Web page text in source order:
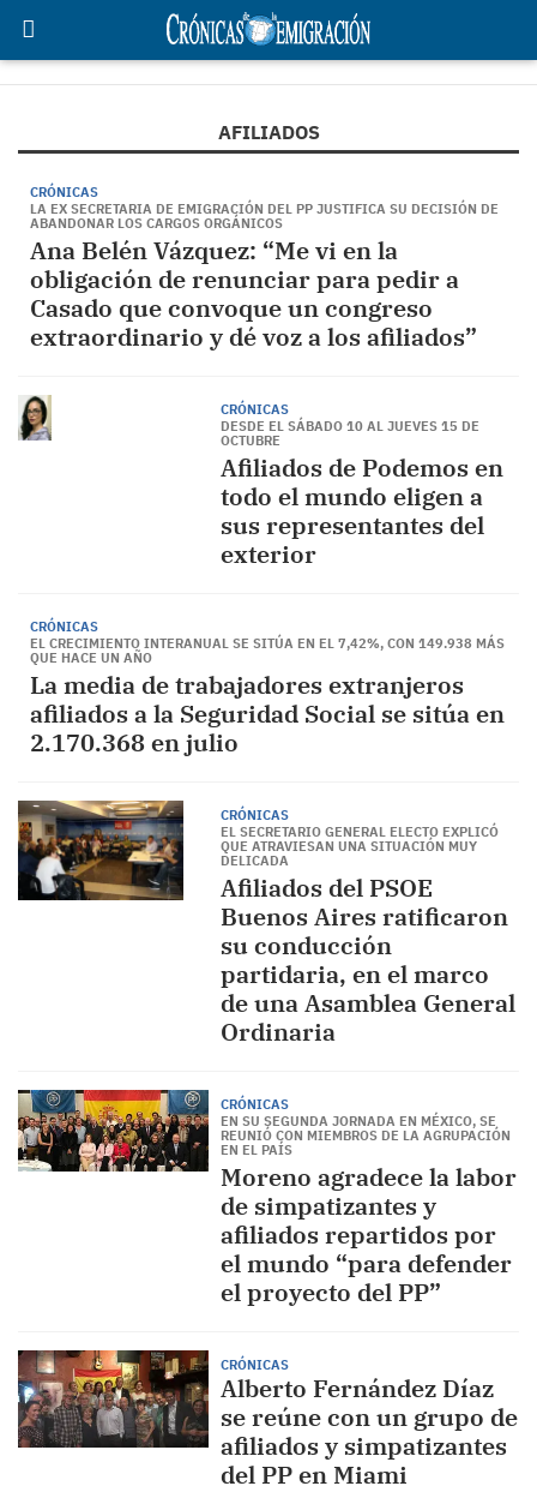
AFILIADOS
CRÓNICAS
LA EX SECRETARIA DE EMIGRACIÓN DEL PP JUSTIFICA SU DECISIÓN DE
ABANDONAR LOS CARGOS ORGÁNICOS
Ana Belén Vázquez: “Me vi en la
obligación de renunciar para pedir a
Casado que convoque un congreso
extraordinario y dé voz a los afiliados”
CRÓNICAS
DESDE EL SÁBADO 10 AL JUEVES 15 DE
OCTUBRE
Afiliados de Podemos en
todo el mundo eligen a
sus representantes del
exterior
CRÓNICAS
EL CRECIMIENTO INTERANUAL SE SITÚA EN EL 7,42%, CON 149.938 MÁS
QUE HACE UN AÑO
La media de trabajadores extranjeros
afiliados a la Seguridad Social se sitúa en
2.170.368 en julio
CRÓNICAS
EL SECRETARIO GENERAL ELECTO EXPLICÓ
QUE ATRAVIESAN UNA SITUACIÓN MUY
DELICADA
Afiliados del PSOE
Buenos Aires ratificaron
su conducción
partidaria, en el marco
de una Asamblea General
Ordinaria
CRÓNICAS
EN SU SEGUNDA JORNADA EN MÉXICO, SE
REUNIÓ CON MIEMBROS DE LA AGRUPACIÓN
EN EL PAÍS
Moreno agradece la labor
de simpatizantes y
afiliados repartidos por
el mundo “para defender
el proyecto del PP”
CRÓNICAS
Alberto Fernández Díaz
se reúne con un grupo de
afiliados y simpatizantes
del PP en Miami